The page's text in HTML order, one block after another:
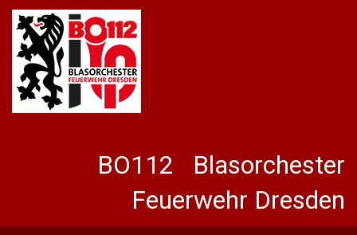
BO112 Blasorchester
Feuerwehr Dresden